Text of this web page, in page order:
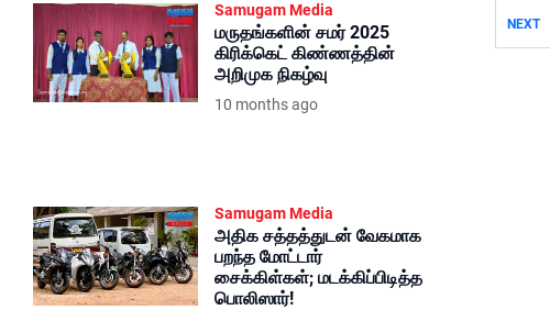
NEXT
Samugam Media
மருதங்களின் சமர் 2025
கிரிக்கெட் கிண்ணத்தின்
அறிமுக நிகழ்வு
10 months ago
Samugam Media
அதிக சத்தத்துடன் வேகமாக
பறந்த மோட்டார்
சைக்கிள்கள்; மடக்கிப்பிடித்த
பொலிஸார்!